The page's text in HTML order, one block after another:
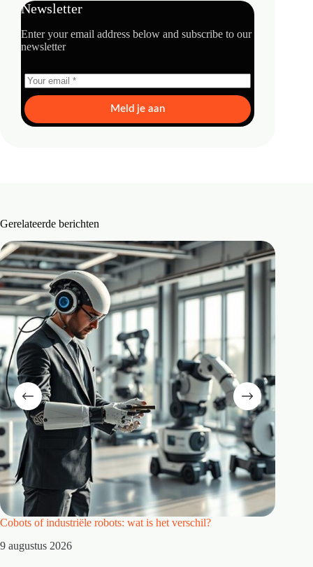
Newsletter
Enter your email address below and subscribe to our
newsletter
Meld je aan
Gerelateerde berichten
Cobots of industriële robots: wat is het verschil?
9 augustus 2026